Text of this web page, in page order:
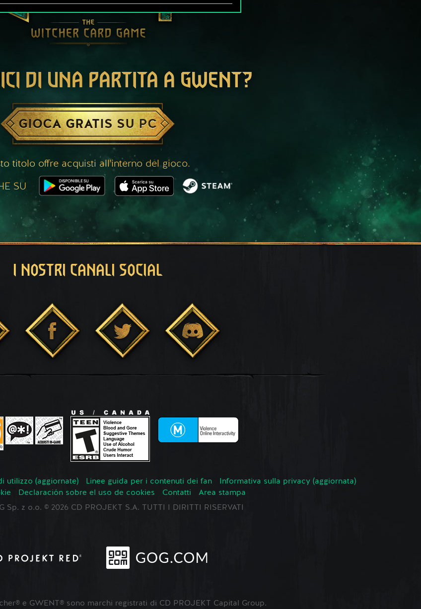
DI UNA PARTITA A GWENT?
GIOCA GRATIS SU PC
titolo offre acquisti all'interno del gioco.
SU
I NOSTRI CANALI SOCIAL
utilizzo (aggiornate) Linee guida per i contenuti dei fan
Informativa sulla privacy (aggiornata)
Declaración sobre el uso de cookies Contatti
Area stampa
Sp. z o.o. © 2026 CD PROJEKT S.A. TUTTI I DIRITTI RISERVATI
e GWENT® sono marchi registrati di CD PROJEKT Capital Group.